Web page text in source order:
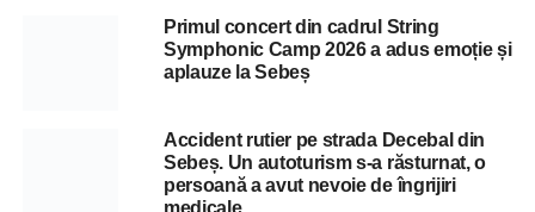
Primul concert din cadrul String
Symphonic Camp 2026 a adus emoție și
aplauze la Sebeș
Accident rutier pe strada Decebal din
Sebeș. Un autoturism s-a răsturnat, o
persoană a avut nevoie de îngrijiri
medicale